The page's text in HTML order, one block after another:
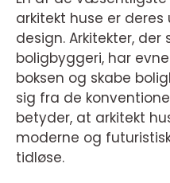
arkitekt huse er
design. Arkitekter, der
boligbyggeri, har
boksen og skabe
sig fra de
betyder, at arkitekt
moderne og
tidløse.